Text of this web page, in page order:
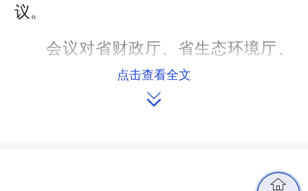
议。
会议对省财政厅、省生态环境厅、
省住房和城乡建设厅、省交通运输厅、
省人民政府国有资产监督管理委员会、
他财政收支审计查出突出问题整改情况
点击查看全文
